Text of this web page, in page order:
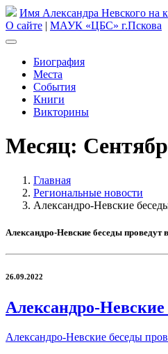
Имя Александра Невского на
О сайте | МАУК «ЦБС» г.Пскова
Биография
Места
События
Книги
Викторины
Месяц:
Главная
Региональные новости
Александро-Невские
Александро-Невские беседы проведут
26.09.2022
Александро-Невские
Александро-Невские беседы